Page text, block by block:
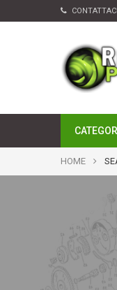
HOME